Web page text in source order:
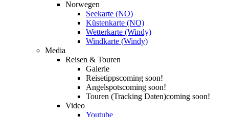
Norwegen
Seekarte (NO)
Küstenkarte (NO)
Wetterkarte (Windy)
Windkarte (Windy)
Media
Reisen & Touren
Galerie
Reisetippscoming soon!
Angelspotscoming soon!
Touren (Tracking Daten)coming soon!
Video
Youtube